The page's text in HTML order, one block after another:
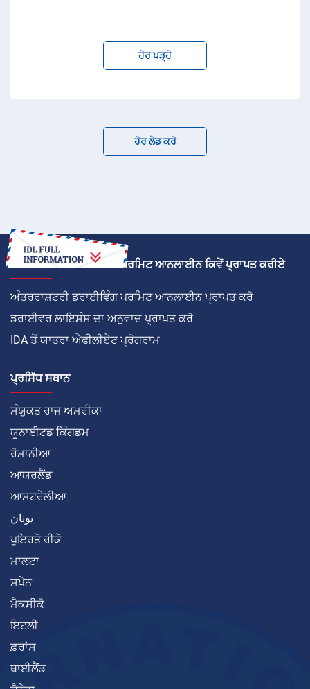
ਹੋਰ ਪੜ੍ਹੋ
ਹੋਰ ਲੋਡ ਕਰੋ
ਅੰਤਰਰਾਸ਼ਟਰੀ ਡਰਾਈਵਿੰਗ ਪਰਮਿਟ ਆਨਲਾਈਨ ਕਿਵੇਂ ਪ੍ਰਾਪਤ ਕਰੀਏ
ਅੰਤਰਰਾਸ਼ਟਰੀ ਡਰਾਈਵਿੰਗ ਪਰਮਿਟ ਆਨਲਾਈਨ ਪ੍ਰਾਪਤ ਕਰੋ
ਡਰਾਈਵਰ ਲਾਇਸੰਸ ਦਾ ਅਨੁਵਾਦ ਪ੍ਰਾਪਤ ਕਰੋ
IDA ਤੋਂ ਯਾਤਰਾ ਐਫੀਲੀਏਟ ਪ੍ਰੋਗਰਾਮ
ਪ੍ਰਸਿੱਧ ਸਥਾਨ
ਸੰਯੁਕਤ ਰਾਜ ਅਮਰੀਕਾ
ਯੂਨਾਈਟਡ ਕਿੰਗਡਮ
ਰੋਮਾਨੀਆ
ਆਯਰਲੈਂਡ
ਆਸਟਰੇਲੀਆ
يونان
ਪੁਇਰਤੋ ਰੀਕੋ
ਮਾਲਟਾ
ਸਪੇਨ
ਮੈਕਸੀਕੋ
ਇਟਲੀ
ਫ਼ਰਾਂਸ
ਥਾਈਲੈਂਡ